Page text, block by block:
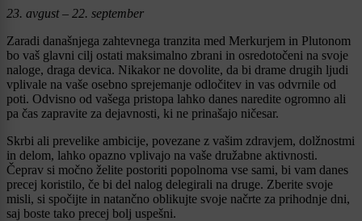
23. avgust – 22. september
Zaradi današnjega zahtevnega tranzita med Merkurjem in Plutonom
bo vaš glavni cilj ostati maksimalno zbrani in osredotočeni na svoje
naloge, draga devica. Nikakor ne dovolite, da bi drame drugih ljudi
vplivale na vaše osebno sprejemanje odločitev in vas odvrnile od
poti. Odvisno od vašega pristopa lahko danes naredite ogromno ali
pa čas zapravite za dejavnosti, ki ne prinašajo ničesar.
Skrbi ali prevelike ambicije, povezane z vašim zdravjem, dolžnostmi
in delom, lahko opazno vplivajo na vaše družabne aktivnosti.
Čeprav si močno želite postoriti popolnoma vse sami, bi vam danes
precej koristilo, če bi del nalog delegirali na druge. Zberite svoje
misli, si spočijte in natančno oblikujte svoje načrte za prihodnje dni,
saj boste tako precej bolj uspešni.